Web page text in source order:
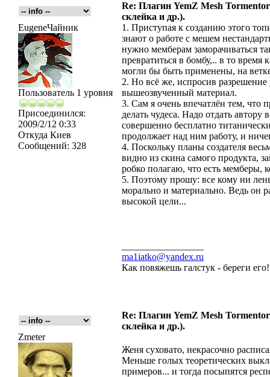
Re: Плагин YemZ Mesh
склейка и др.).
EugeneЧайник
Пользователь 1 уровня
Присоединился:
2009/2/12 0:33
Откуда Киев
Сообщений: 328
1. Приступая к созданию этого
знают о работе с мешем
нужно мемберам заморачиваться
превратиться в бомбу,.. в то время
могли бы быть применены, на
2. Но всё же, испросив
вышеозвученный материал.
3. Сам я очень впечатлён тем, что
делать чудеса. Надо отдать
совершенно бесплатно
продолжает над ним работу, и
4. Поскольку планы создателя
видно из скина самого продукта,
робко полагаю, что есть мемберы,
5. Поэтому прошу: все кому ни
морально и материально. Ведь он
высокой цели...
ma1iatko@yandex.ru
Как повяжешь галстук - береги
Re: Плагин YemZ Mesh
склейка и др.).
Zmeter
Женя суховато, некрасочно
Меньше голых теоретических
примеров... и тогда посыпятся